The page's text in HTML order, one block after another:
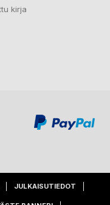
kirja
JULKAISUTIEDOT